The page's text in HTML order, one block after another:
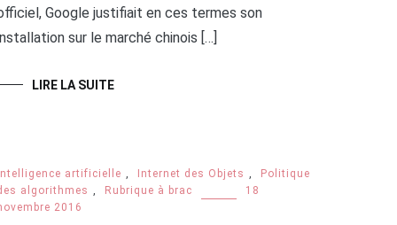
Google justifiait en ces termes son
sur le marché chinois […]
LIRE LA SUITE
artificielle , Internet des Objets ,
Politique
algorithmes , Rubrique à brac
18
2016